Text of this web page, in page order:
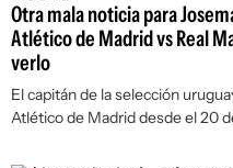
Otra mala noticia para
Atlético de Madrid vs Real
verlo
El capitán de la selección
Atlético de Madrid desde el 20